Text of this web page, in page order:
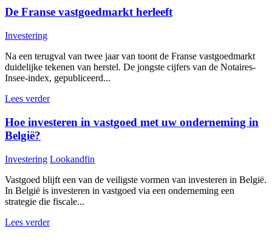
De Franse vastgoedmarkt herleeft
Investering
Na een terugval van twee jaar van toont de Franse vastgoedmarkt
duidelijke tekenen van herstel. De jongste cijfers van de Notaires-
Insee-index, gepubliceerd...
Lees verder
Hoe investeren in vastgoed met uw onderneming in
België?
Investering Lookandfin
Vastgoed blijft een van de veiligste vormen van investeren in België.
In België is investeren in vastgoed via een onderneming een
strategie die fiscale...
Lees verder